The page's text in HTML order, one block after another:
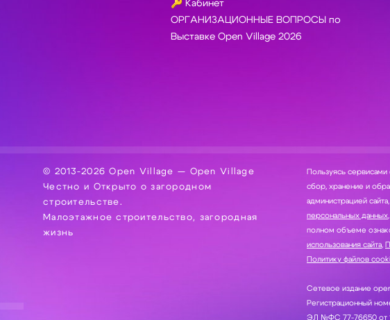
🔑 Кабинет
ОРГАНИЗАЦИОННЫЕ ВОПРОСЫ по
Выставке Open Village 2026
© 2013-2026 Open Village — Open Village
Честно и Открыто о загородном
строительстве.
Малоэтажное строительство, загородная
жизнь
Пользуясь сервисами
сбор, хранение и обработку ваших персональных данных
администрацией
персональных данных
полном объеме
использования сайта
Политику файлов
Сетевое издание
Регистрационный
ЭЛ №ФС 77-76650 от